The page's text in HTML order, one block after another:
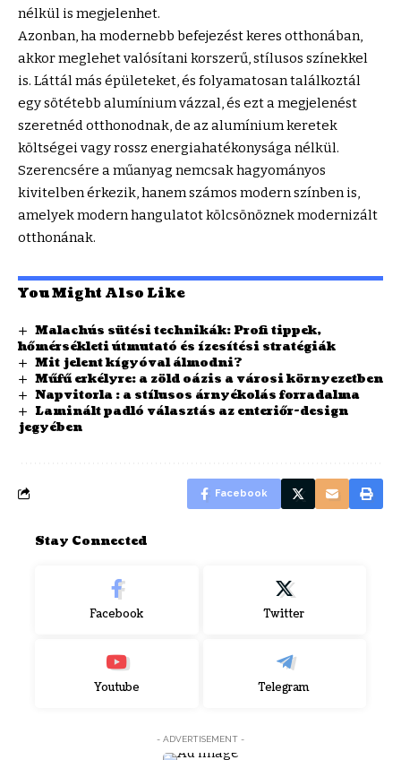
nélkül is megjelenhet.
Azonban, ha modernebb befejezést keres otthonában,
akkor meglehet valósítani korszerű, stílusos színekkel
is. Láttál más épületeket, és folyamatosan találkoztál
egy sötétebb alumínium vázzal, és ezt a megjelenést
szeretnéd otthonodnak, de az alumínium keretek
költségei vagy rossz energiahatékonysága nélkül.
Szerencsére a műanyag nemcsak hagyományos
kivitelben érkezik, hanem számos modern színben is,
amelyek modern hangulatot kölcsönöznek modernizált
otthonának.
You Might Also Like
Malachús sütési technikák: Profi tippek,
hőmérsékleti útmutató és ízesítési stratégiák
Mit jelent kígyóval álmodni?
Műfű erkélyre: a zöld oázis a városi környezetben
Napvitorla : a stílusos árnyékolás forradalma
Laminált padló választás az enteriőr-design
jegyében
Facebook
Stay Connected
Facebook Twitter
Youtube Telegram
- ADVERTISEMENT -